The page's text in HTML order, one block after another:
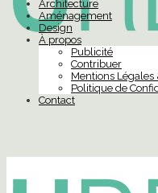
Architecture
Aménagement
Design
À propos
Publicité
Contribuer
Mentions Légales
Politique de
Contact